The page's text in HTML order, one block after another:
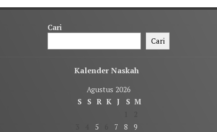
Cari
Cari
Kalender Naskah
Agustus 2026
S
S R K J S M
5 7 8
9